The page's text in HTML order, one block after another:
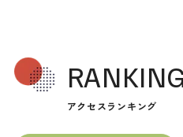
アクセスランキング